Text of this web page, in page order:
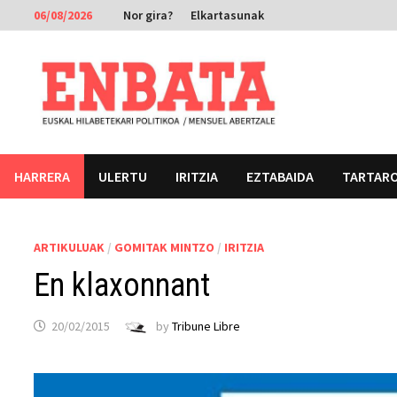
to
content
06/08/2026 Nor gira? Elkartasunak
HARRERA ULERTU IRITZIA EZTABAIDA
ARTIKULUAK / GOMITAK MINTZO / IRITZIA
En klaxonnant
20/02/2015 byTribune Libre